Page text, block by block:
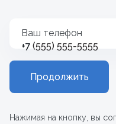
Ваш телефон
+7
Продолжить
Нажимая на кнопку, вы